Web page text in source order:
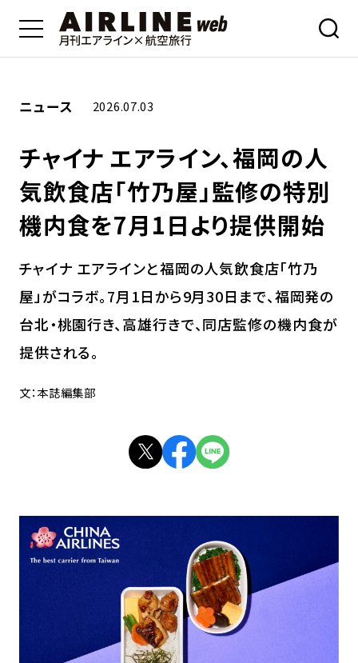
ニュース 2026.07.03
チャイナ エアライン、福岡の人
気飲食店「竹乃屋」監修の特別
機内食を7月1日より提供開始
チャイナ エアラインと福岡の人気飲食店「竹乃
屋」がコラボ。7月1日から9月30日まで、福岡発の
台北・桃園行き、高雄行きで、同店監修の機内食が
提供される。
文：本誌編集部